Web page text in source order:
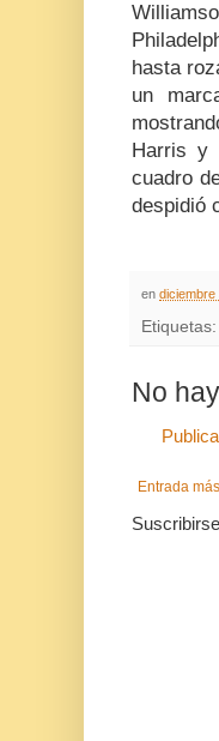
hasta
un
Harris y
cuadro
despidió
en diciembre
Etiquetas:
No
Entrada